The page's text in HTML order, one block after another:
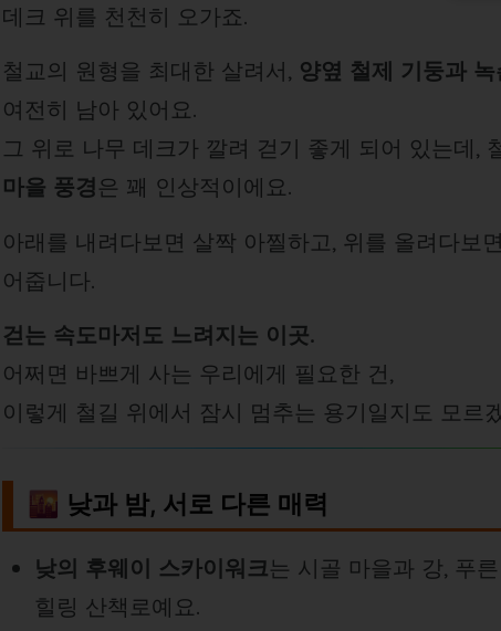
데크 위를 천천히 오가죠.
철교의 원형을 최대한 살려서, 양옆 철제 기둥과
여전히 남아 있어요.
그 위로 나무 데크가 깔려 걷기 좋게 되어 있는데,
마을 풍경은 꽤 인상적이에요.
아래를 내려다보면 살짝 아찔하고, 위를 올려다보
어줍니다.
걷는 속도마저도 느려지는 이곳.
어쩌면 바쁘게 사는 우리에게 필요한 건,
이렇게 철길 위에서 잠시 멈추는 용기일지도 모르
🌇 낮과 밤, 서로 다른 매력
낮의 후웨이 스카이워크는 시골 마을과 강, 푸
힐링 산책로예요.